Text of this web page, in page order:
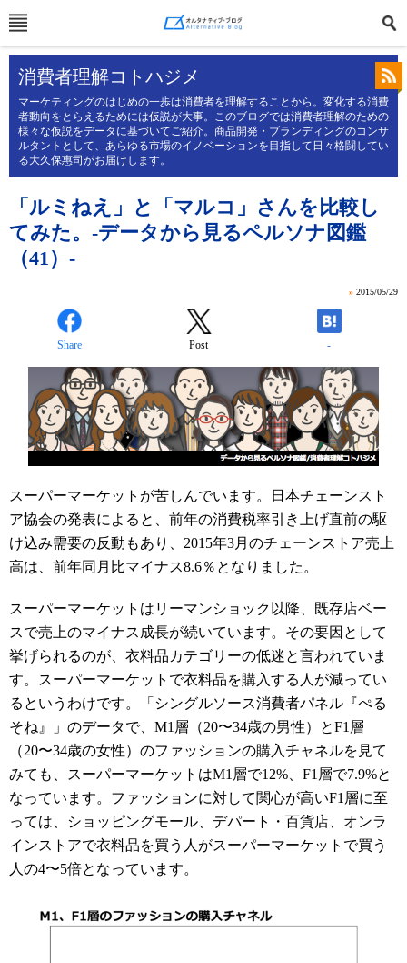
消費者理解コトハジメ
マーケティングのはじめの一歩は消費者を理解することから。変化する消費
者動向をとらえるためには仮説が大事。このブログでは消費者理解のための
様々な仮説をデータに基づいてご紹介。商品開発・ブランディングのコンサ
ルタントとして、あらゆる市場のイノベーションを目指して日々格闘してい
る大久保惠司がお届けします。
「ルミねえ」と「マルコ」さんを比較し
てみた。-データから見るペルソナ図鑑
（41）-
» 2015/05/29
Share Post -
スーパーマーケットが苦しんでいます。日本チェーンスト
ア協会の発表によると、前年の消費税率引き上げ直前の駆
け込み需要の反動もあり、2015年3月のチェーンストア売上
高は、前年同月比マイナス8.6％となりました。
スーパーマーケットはリーマンショック以降、既存店ベー
スで売上のマイナス成長が続いています。その要因として
挙げられるのが、衣料品カテゴリーの低迷と言われていま
す。スーパーマーケットで衣料品を購入する人が減ってい
るというわけです。「シングルソース消費者パネル『ぺる
そね』」のデータで、M1層（20〜34歳の男性）とF1層
（20〜34歳の女性）のファッションの購入チャネルを見て
みても、スーパーマーケットはM1層で12%、F1層で7.9%と
なっています。ファッションに対して関心が高いF1層に至
っては、ショッピングモール、デパート・百貨店、オンラ
インストアで衣料品を買う人がスーパーマーケットで買う
人の4〜5倍となっています。